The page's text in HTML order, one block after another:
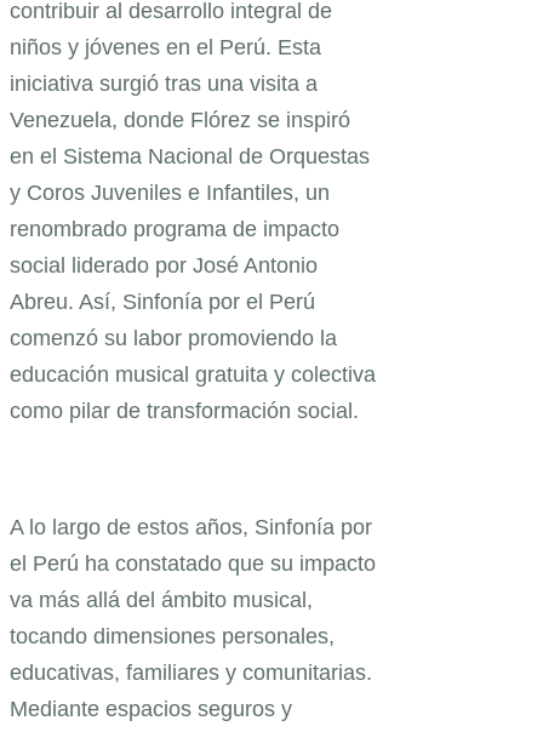
contribuir al desarrollo integral de
niños y jóvenes en el Perú. Esta
iniciativa surgió tras una visita a
Venezuela, donde Flórez se inspiró
en el Sistema Nacional de Orquestas
y Coros Juveniles e Infantiles, un
renombrado programa de impacto
social liderado por José Antonio
Abreu. Así, Sinfonía por el Perú
comenzó su labor promoviendo la
educación musical gratuita y colectiva
como pilar de transformación social.
A lo largo de estos años, Sinfonía por
el Perú ha constatado que su impacto
va más allá del ámbito musical,
tocando dimensiones personales,
educativas, familiares y comunitarias.
Mediante espacios seguros y